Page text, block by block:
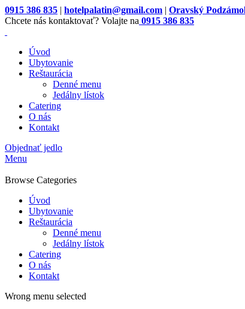
0915 386 835 | hotelpalatin@gmail.com | Oravský
Chcete nás kontaktovať? Volajte na 0915 386 835
Úvod
Ubytovanie
Reštaurácia
Denné menu
Jedálny lístok
Catering
O nás
Kontakt
Objednať jedlo
Menu
Browse Categories
Úvod
Ubytovanie
Reštaurácia
Denné menu
Jedálny lístok
Catering
O nás
Kontakt
Wrong menu selected